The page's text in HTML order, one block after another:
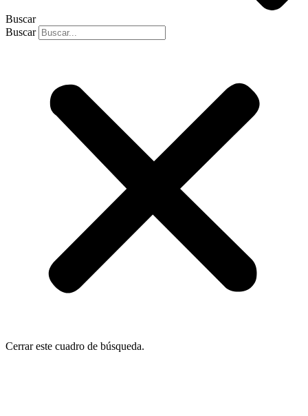
Buscar
Buscar
Cerrar este cuadro de búsqueda.